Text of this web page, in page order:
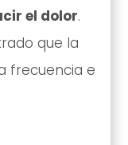
el dolor.
que la
frecuencia e